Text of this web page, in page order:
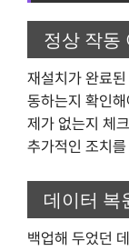
정상 작동
재설치가 완료
동하는지 확인
제가 없는지 체
추가적인 조치
데이터 복
백업해 두었던